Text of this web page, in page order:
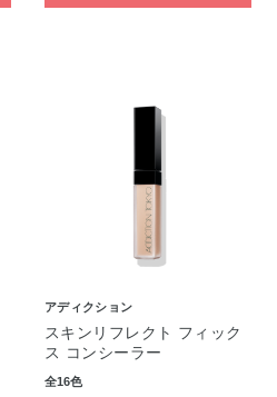
アディクション
スキンリフレクト フィック
ス コンシーラー
全16色